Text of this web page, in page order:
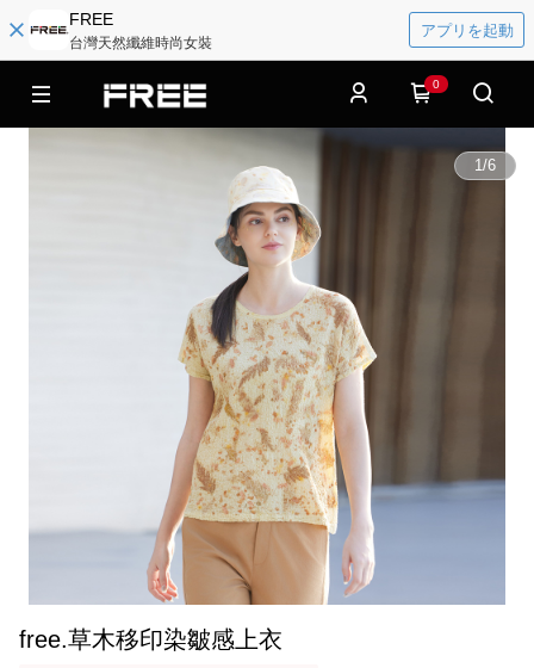
FREE
台灣天然纖維時尚女裝
アプリを起動
0
1/6
free.草木移印染皺感上衣